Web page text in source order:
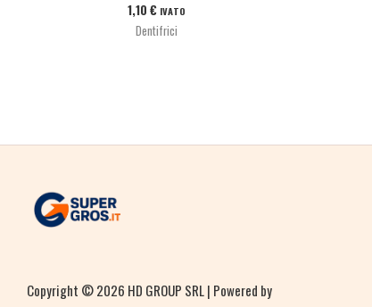
1,10 € IVATO
Dentifrici
Copyright © 2026 HD GROUP SRL | Powered by